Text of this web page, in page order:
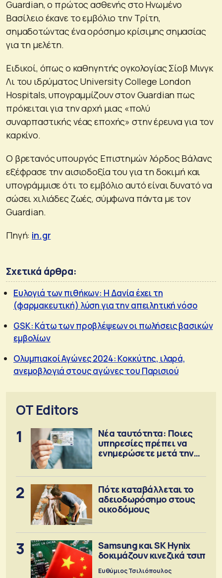
Guardian, ο πρώτος ασθενής στο Ηνωμένο
Βασίλειο έκανε το εμβόλιο την Τρίτη,
σημαδοτώντας ένα ορόσημο κρίσιμης σημασίας
για τη μελέτη.
Ειδικοί, όπως ο καθηγητής ογκολογίας Σίοβ Μινγκ
Λι του ιδρύματος University College London
Hospitals, υπογραμμίζουν στoν Guardian πως
πρόκειται για την αρχή μιας «πολύ
συναρπαστικής νέας εποχής» στην έρευνα για τον
καρκίνο.
Ο βρετανός υπουργός Επιστημών λόρδος Βάλανς
εξέφρασε την αισιοδοξία του για τη δοκιμή και
υπογράμμισε ότι το εμβόλιο αυτό είναι δυνατό να
σώσει χιλιάδες ζωές, σύμφωνα πάντα με τoν
Guardian.
Πηγή: in.gr
Σχετικά άρθρα:
Ευλογιά των πιθήκων: Η Δανία έχει τη
(φαρμακευτική) λύση για την απειλητική νόσο
GSK: Κάτω των προβλέψεων οι πωλήσεις βασικών
εμβολίων
Ολυμπιακοί Αγώνες 2024: Κοκκύτης, ιλαρά,
ανεμοβλογιά στους αγώνες του Παρισιού
OT Editors
1
Νέα ταυτότητα: Ποιες
υπηρεσίες πρέπει να
ενημερώσετε μετά την
2
Πότε καταβάλλεται το
αδειοδωρόσημο στους
οικοδόμους
3
Samsung και SK Hynix
δοκιμάζουν κινεζικά τσιπ
Ευθύμιος Τσιλιόπουλος